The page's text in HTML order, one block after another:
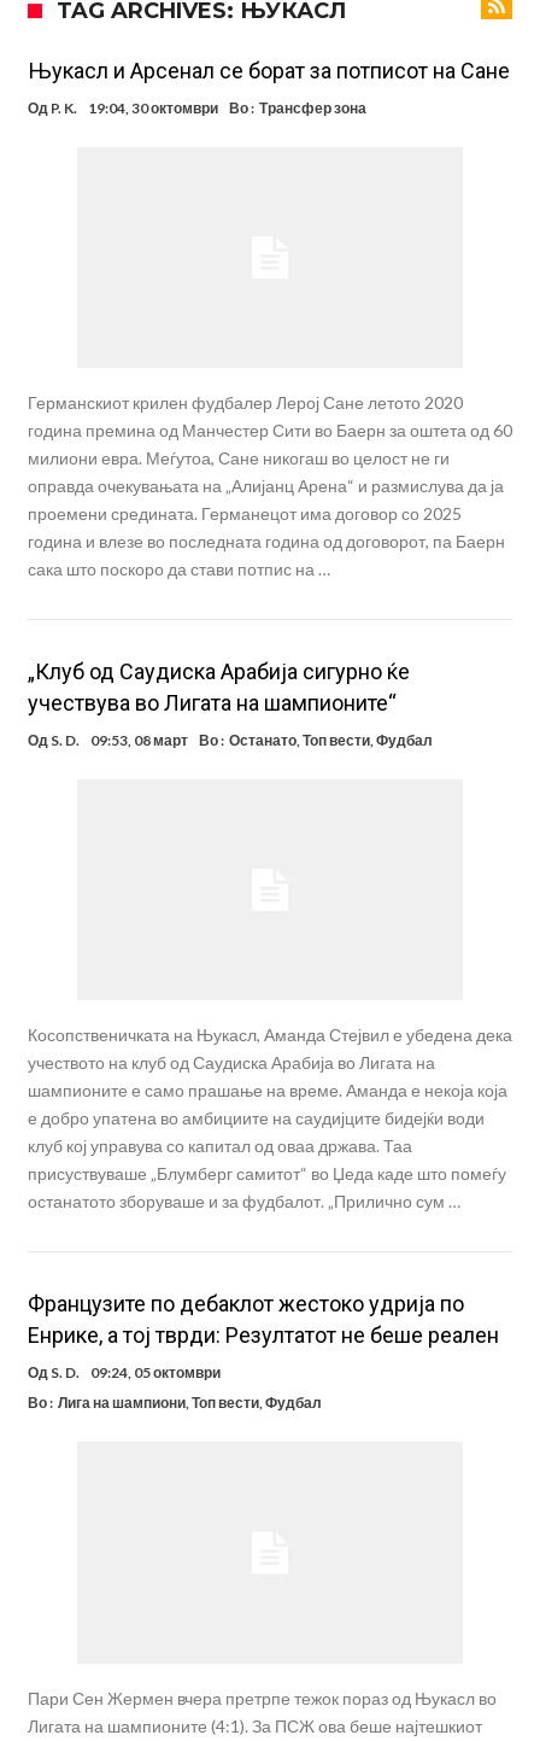
Арсенал со 138 милиони евра тргнува по ѕвездата на Серија А?
Мурињо воведува строга дисциплина во Реал Мадрид: Ова се
TAG ARCHIVES: ЊУКАСЛ
Њукасл и Арсенал се борат за потписот на Сане
Од P. K. 19:04, 30 октомври Во : Трансфер зона
Германскиот крилен фудбалер Лерој Сане летото 2020
година премина од Манчестер Сити во Баерн за оштета од 60
милиони евра. Меѓутоа, Сане никогаш во целост не ги
оправда очекувањата на „Алијанц Арена“ и размислува да ја
проемени средината. Германецот има договор со 2025
година и влезе во последната година од договорот, па Баерн
сака што поскоро да стави потпис на …
„Клуб од Саудиска Арабија сигурно ќе
учествува во Лигата на шампионите“
Од S. D. 09:53, 08 март Во : Останато,Топ вести,Фудбал
Косопственичката на Њукасл, Аманда Стејвил е убедена дека
учеството на клуб од Саудиска Арабија во Лигата на
шампионите е само прашање на време. Аманда е некоја која
е добро упатена во амбициите на саудијците бидејќи води
клуб кој управува со капитал од оваа држава. Таа
присуствуваше „Блумберг самитот“ во Џеда каде што помеѓу
останатото зборуваше и за фудбалот. „Прилично сум …
Французите по дебаклот жестоко удрија по
Енрике, а тој тврди: Резултатот не беше реален
Од S. D.
09:24, 05 октомври
Во : Лига на шампиони,Топ вести,Фудбал
Пари Сен Жермен вчера претрпе тежок пораз од Њукасл во
Лигата на шампионите (4:1). За ПСЖ ова беше најтешкиот